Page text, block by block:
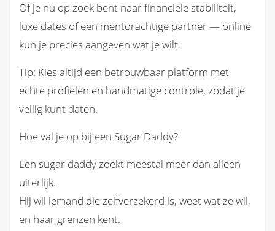
Of je nu op zoek bent naar financiële stabiliteit,
luxe dates of een mentorachtige partner — online
kun je precies aangeven wat je wilt.
Tip: Kies altijd een betrouwbaar platform met
echte profielen en handmatige controle, zodat je
veilig kunt daten.
Hoe val je op bij een Sugar Daddy?
Een sugar daddy zoekt meestal meer dan alleen
uiterlijk.
Hij wil iemand die zelfverzekerd is, weet wat ze wil,
en haar grenzen kent.